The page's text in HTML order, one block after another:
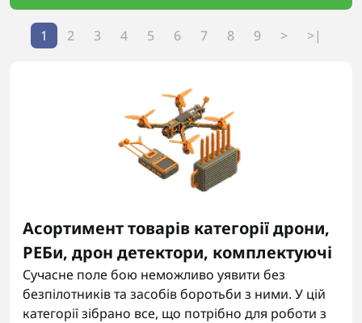
1 2 3 4 5 6 7 8 9 > >|
Асортимент товарів категорії дрони,
РЕБи, дрон детектори, комплектуючі
Сучасне поле бою неможливо уявити без
безпілотників та засобів боротьби з ними. У цій
категорії зібрано все, що потрібно для роботи з